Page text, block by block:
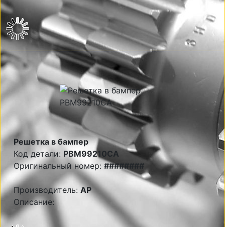
Решетка в бампер
Код детали: PBM99210CA
Оригинальный номер: ########
Производитель: AP
Описание: